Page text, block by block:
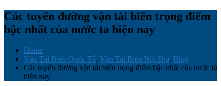
Các tuyến đường vận tải biển trọng điểm
bậc nhất của nước ta hiện nay
Home
Vận Tải Biển Quốc Tế, Vận Tải Biển Nội Địa, Blog
Các tuyến đường vận tải biển trọng điểm bậc nhất của nước ta
hiện nay